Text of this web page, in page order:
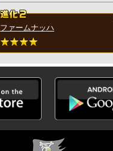
ファームナッハ